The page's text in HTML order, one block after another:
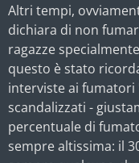
Altri tempi,
dichiara di non
ragazze
questo è stato
interviste ai fumatori
scandalizzati -
percentuale di
sempre altissima: il